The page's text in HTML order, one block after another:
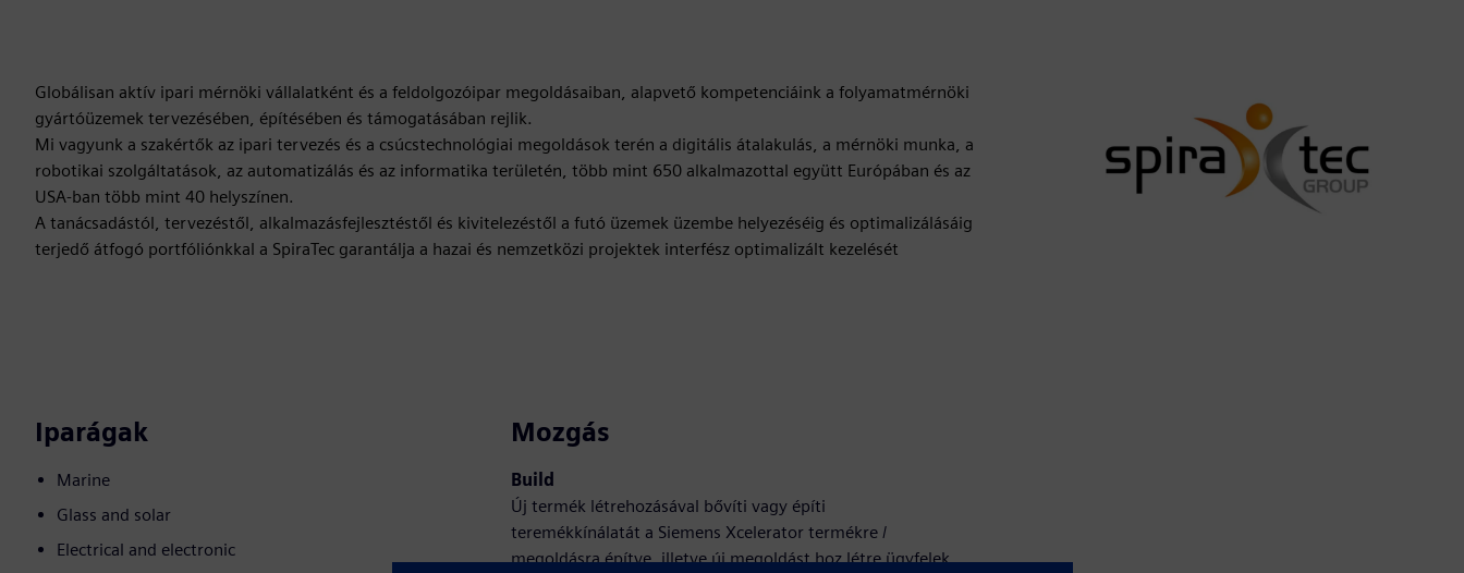
Globálisan aktív ipari mérnöki vállalatként és a feldolgozóipar megoldásaiban, alapvető kompetenciáink a folyamatmérnöki
gyártóüzemek tervezésében, építésében és támogatásában rejlik.
Mi vagyunk a szakértők az ipari tervezés és a csúcstechnológiai megoldások terén a digitális átalakulás, a mérnöki munka, a
robotikai szolgáltatások, az automatizálás és az informatika területén, több mint 650 alkalmazottal együtt Európában és az
USA-ban több mint 40 helyszínen.
A tanácsadástól, tervezéstől, alkalmazásfejlesztéstől és kivitelezéstől a futó üzemek üzembe helyezéséig és optimalizálásáig
terjedő átfogó portfóliónkkal a SpiraTec garantálja a hazai és nemzetközi projektek interfész optimalizált kezelését
Iparágak
Marine
Glass and solar
Electrical and electronic
Mozgás
Build
Új termék létrehozásával bővíti vagy építi
teremékkínálatát a Siemens Xcelerator termékre /
megoldásra építve, illetve új megoldást hoz létre ügyfelek